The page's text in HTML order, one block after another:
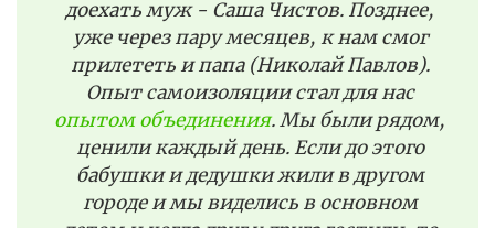
доехать муж - Саша Чистов. Позднее,
уже через пару месяцев, к нам смог
прилететь и папа (Николай Павлов).
Опыт самоизоляции стал для нас
опытом объединения. Мы были рядом,
ценили каждый день. Если до этого
бабушки и дедушки жили в другом
городе и мы виделись в основном